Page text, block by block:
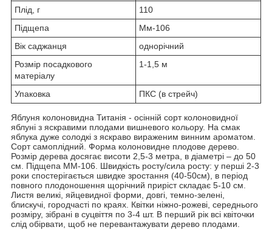
Плід, г
110
Підщепа
Мм-106
Вік саджанця
однорічний
Розмір посадкового
матеріалу
1-1,5 м
Упаковка ПКС (в стрейч)
Яблуня колоновидна Титанія - осінній сорт колоновидної
яблуні з яскравими плодами вишневого кольору. На смак
яблука дуже солодкі з яскраво вираженим винним ароматом.
Сорт самоплідний. Форма колоновидне плодове дерево.
Розмір дерева досягає висоти 2,5-3 метра, в діаметрі – до 50
см. Підщепа ММ-106. Швидкість росту/сила росту: у перші 2-3
роки спостерігається швидке зростання (40-50см), в період
повного плодоношення щорічний приріст складає 5-10 см.
Листя великі, яйцевидної форми, довгі, темно-зелені,
блискучі, городчасті по краях. Квітки ніжно-рожеві, середнього
розміру, зібрані в суцвіття по 3-4 шт. В перший рік всі квіточки
слід обірвати, щоб не перевантажувати дерево плодами.